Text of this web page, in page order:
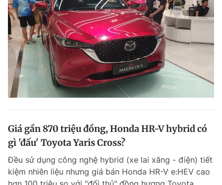
Giá gần 870 triệu đồng, Honda HR-V hybrid có
gì 'đấu' Toyota Yaris Cross?
Đều sử dụng công nghệ hybrid (xe lai xăng - điện) tiết
kiệm nhiên liệu nhưng giá bán Honda HR-V e:HEV cao